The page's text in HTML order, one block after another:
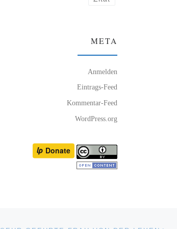
META
Anmelden
Eintrags-Feed
Kommentar-Feed
WordPress.org